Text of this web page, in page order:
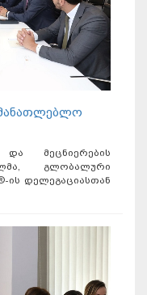
მეცნიერების
გლობალური
ის დელეგაციასთან